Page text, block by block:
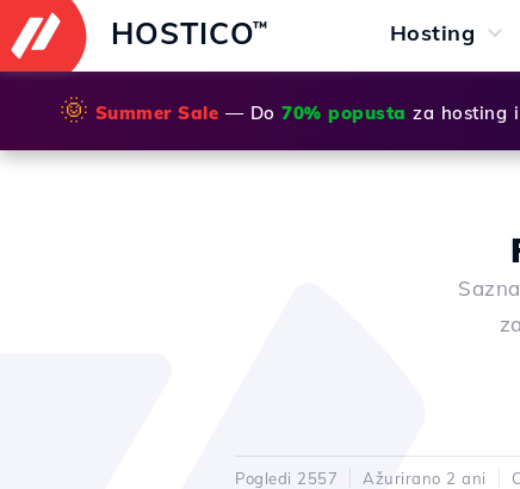
HOSTICO™ Hosting
🌞 Summer Sale — Do 70% popusta za hosting
Pogledi 2557 Ažurirano 2 ani